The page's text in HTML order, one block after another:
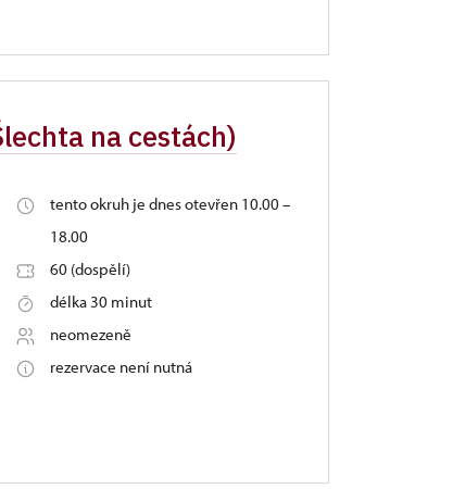
na cestách)
tento okruh je dnes otevřen 10.00 –
18.00
60 (dospělí)
délka 30 minut
neomezeně
rezervace není nutná